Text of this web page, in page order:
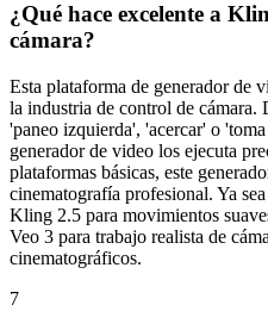
¿Qué hace excelente a
cámara?
Esta plataforma de generador de
la industria de control de cámara.
'paneo izquierda', 'acercar' o
generador de video los ejecuta
plataformas básicas, este
cinematografía profesional. Ya
Kling 2.5 para movimientos
Veo 3 para trabajo realista de
cinematográficos.
7